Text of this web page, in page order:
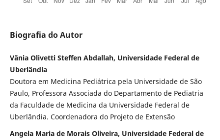
Biografia do Autor
Vânia Olivetti Steffen Abdallah, Universidade Federal de
Uberlândia
Doutora em Medicina Pediátrica pela Universidade de São
Paulo, Professora Associada do Departamento de Pediatria
da Faculdade de Medicina da Universidade Federal de
Uberlândia. Coordenadora do Projeto de Extensão
Angela Maria de Morais Oliveira, Universidade Federal de